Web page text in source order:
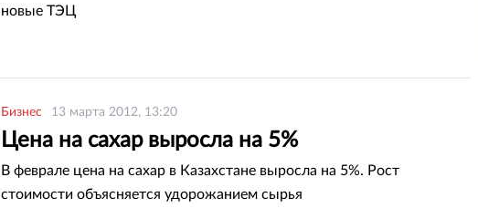
новые ТЭЦ
Бизнес 13 марта 2012, 13:20
Цена на сахар выросла на 5%
В феврале цена на сахар в Казахстане выросла на 5%. Рост
стоимости объясняется удорожанием сырья